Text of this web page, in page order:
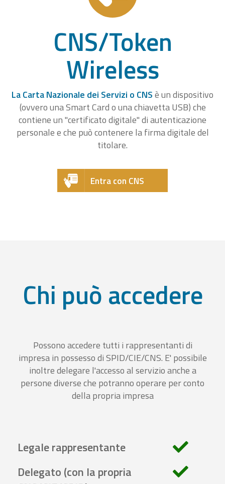
CNS/Token
Wireless
La Carta Nazionale dei Servizi o CNSè un dispositivo
(ovvero una Smart Card o una chiavetta USB) che
contiene un "certificato digitale" di autenticazione
personale e che può contenere la firma digitale del
titolare.
Entra con CNS
Chi può accedere
Possono accedere tutti i rappresentanti di
impresa in possesso di SPID/CIE/CNS. E' possibile
inoltre delegare l'accesso al servizio anche a
persone diverse che potranno operare per conto
della propria impresa
Legale rappresentante
Delegato (con la propria